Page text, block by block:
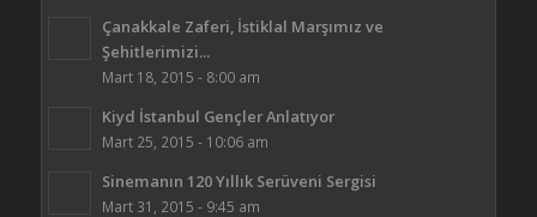
Çanakkale Zaferi, İstiklal Marşımız ve
Şehitlerimizi...
Mart 18, 2015 - 8:00 am
Kiyd İstanbul Gençler Anlatıyor
Mart 25, 2015 - 10:06 am
Sinemanın 120 Yıllık Serüveni Sergisi
Mart 31, 2015 - 9:45 am